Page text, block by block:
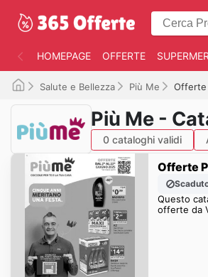
HOMEPAGE OFFERTE
Salute e Bellezza Più Me Offerte
Più Me -
0 cataloghi validi
Offerte
Questo
offerte da